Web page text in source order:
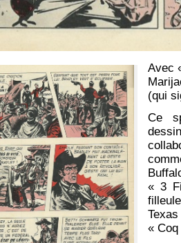
Avec
(qui
Ce
« 3
«